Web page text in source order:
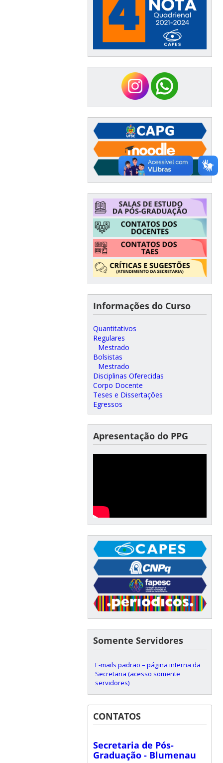
Informações do Curso
Quantitativos
Regulares
Mestrado
Bolsistas
Mestrado
Disciplinas Oferecidas
Corpo Docente
Teses e Dissertações
Egressos
Apresentação do PPG
Somente Servidores
E-mails padrão – página interna da
Secretaria (acesso somente
servidores)
CONTATOS
Secretaria de Pós-
Graduação - Blumenau